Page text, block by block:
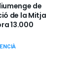
de
de la Mitja
13.000